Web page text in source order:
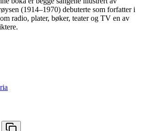
(1914–1970) debuterte som forfatter i
radio, plater, bøker, teater og TV en av